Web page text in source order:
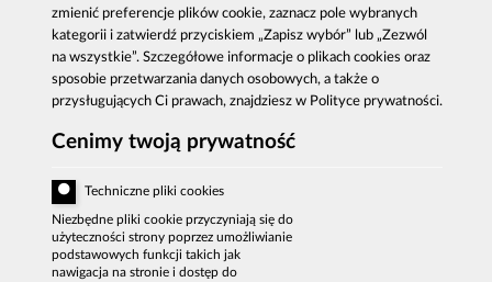
Platforma e-learningowa
Zgłoś korupcję
Dla mediów
Sygnaliści - zgłoszenia zewnętrzne
Zgłoszenie korupcji: 800 808 808, email:
fax: 22 437 2297, tel.: 22 437 2222, email:
bip@cba.gov.pl
DEKLARACJA DOSTĘPNOŚCI
zmienić preferencje plików cookie, zaznacz pole wybranych
kategorii i zatwierdź przyciskiem „Zapisz wybór” lub „Zezwól
na wszystkie”. Szczegółowe informacje o plikach cookies oraz
sposobie przetwarzania danych osobowych, a także o
przysługujących Ci prawach, znajdziesz w Polityce prywatności.
Cenimy twoją prywatność
Techniczne pliki cookies
Niezbędne pliki cookie przyczyniają się do
użyteczności strony poprzez umożliwianie
podstawowych funkcji takich jak
nawigacja na stronie i dostęp do